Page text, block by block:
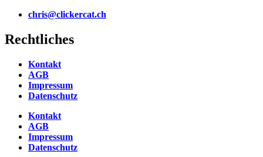
chris@clickercat.ch
Rechtliches
Kontakt
AGB
Impressum
Datenschutz
Kontakt
AGB
Impressum
Datenschutz